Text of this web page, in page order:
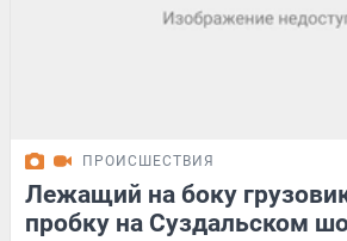
ПРОИСШЕСТВИЯ
Лежащий на боку
пробку на Суздальском